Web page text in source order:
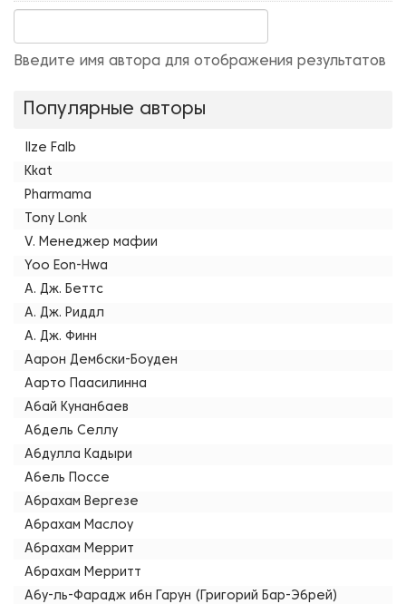
Введите имя автора для отображения результатов
Популярные авторы
Ilze Falb
Kkat
Pharmama
Tony Lonk
V. Менеджер мафии
Yoo Eon-Hwa
А. Дж. Беттс
А. Дж. Риддл
А. Дж. Финн
Аарон Дембски-Боуден
Аарто Паасилинна
Абай Кунанбаев
Абдель Селлу
Абдулла Кадыри
Абель Поссе
Абрахам Вергезе
Абрахам Маслоу
Абрахам Меррит
Абрахам Мерритт
Абу-ль-Фарадж ибн Гарун (Григорий Бар-Эбрей)